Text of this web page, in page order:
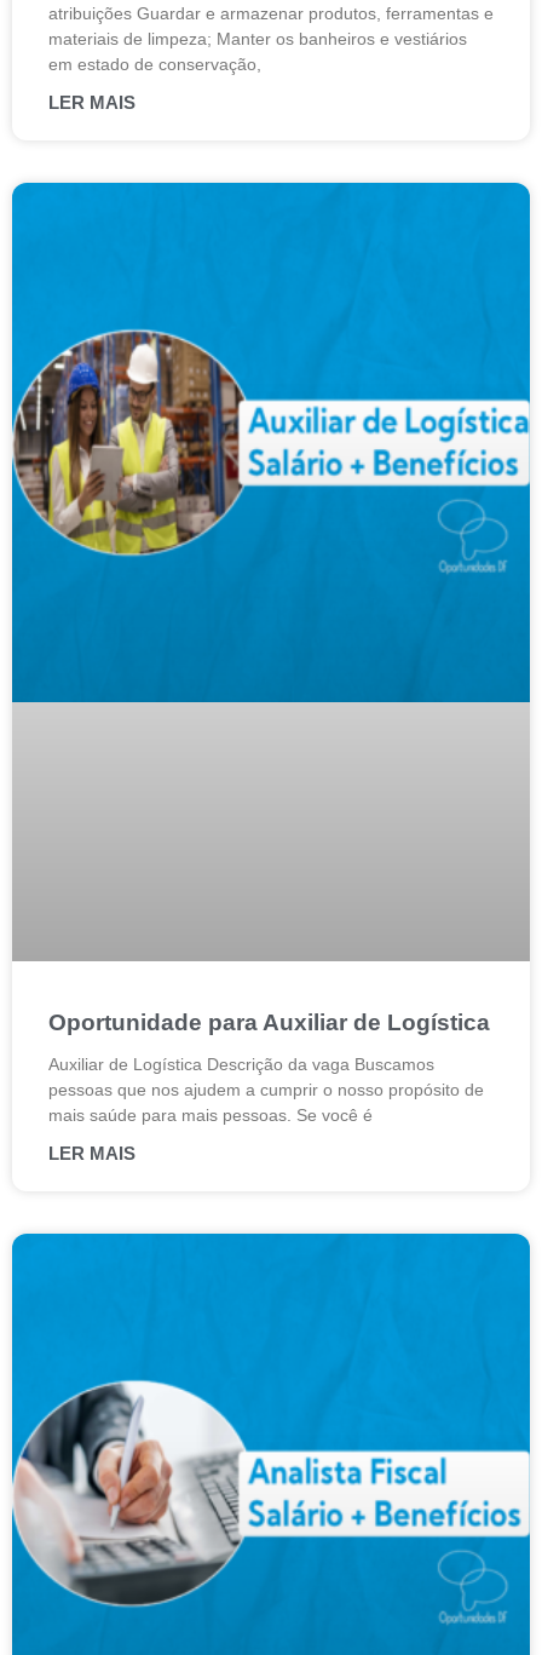
atribuições Guardar e armazenar produtos, ferramentas e
materiais de limpeza; Manter os banheiros e vestiários
em estado de conservação,
LER MAIS
Oportunidade para Auxiliar de Logística
Auxiliar de Logística Descrição da vaga Buscamos
pessoas que nos ajudem a cumprir o nosso propósito de
mais saúde para mais pessoas. Se você é
LER MAIS